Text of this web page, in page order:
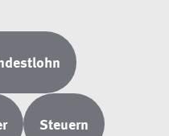
Steuern